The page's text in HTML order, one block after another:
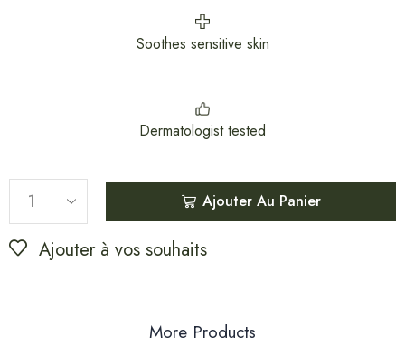
Soothes sensitive skin
Dermatologist tested
Ajouter Au Panier
Ajouter à vos souhaits
More Products